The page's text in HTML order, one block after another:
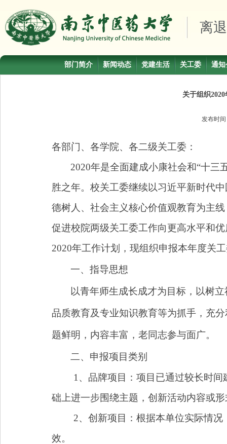
离
部门简介 新闻动态 党建生活 关工委 通知
关于组织
发布时
各部门、各学院、各二级关工委：
2020年是全面建成小康社会和“十三
胜之年。校关工委继续以习近平新时代
德树人、社会主义核心价值观教育为主
促进校院两级关工委工作向更高水平和
2020年工作计划，现组织申报本年度关
一、指导思想
以青年师生成长成才为目标，以树
品质教育及专业知识教育等为抓手，充
题鲜明，内容丰富，老同志参与面广。
二、申报项目类别
1 、品牌项目：项目已通过较长时
础上进一步围绕主题，创新活动内容或
2、创新项目：根据本单位实际情
效。